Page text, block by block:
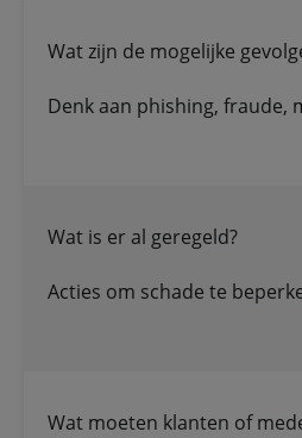
Wat zijn de mogelijke
Denk aan phishing, fraude,
Wat is er al geregeld?
Acties om schade te
Wat moeten klanten of